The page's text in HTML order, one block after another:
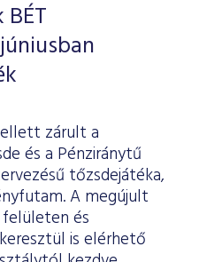
zárult a
és a Pénziránytű
tőzsdejátéka,
A megújult
és
is elérhető